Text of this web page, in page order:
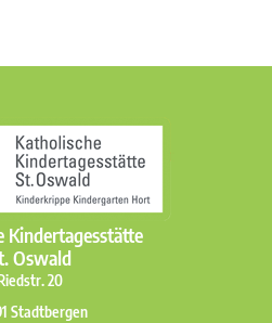
Kindertagesstätte
Oswald
20
Stadtbergen